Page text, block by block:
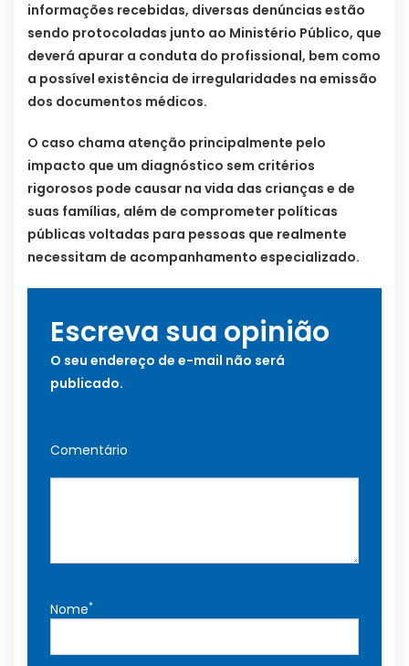
informações recebidas, diversas denúncias estão
sendo protocoladas junto ao Ministério Público, que
deverá apurar a conduta do profissional, bem como
a possível existência de irregularidades na emissão
dos documentos médicos.
O caso chama atenção principalmente pelo
impacto que um diagnóstico sem critérios
rigorosos pode causar na vida das crianças e de
suas famílias, além de comprometer políticas
públicas voltadas para pessoas que realmente
necessitam de acompanhamento especializado.
Escreva sua opinião
O seu endereço de e-mail não será
publicado.
Comentário
Nome*